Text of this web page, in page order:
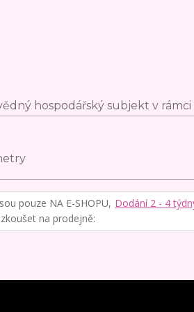
hospodářský subjekt v
pouze NA E-SHOPU,
na prodejně
Dodání 2 - 4